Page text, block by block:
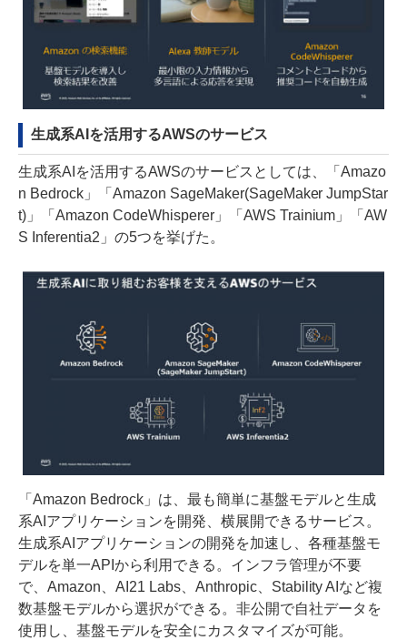
生成系AIを活用するAWSのサービス
生成系AIを活用するAWSのサービスとしては、「Amazo
n Bedrock」「Amazon SageMaker(SageMaker JumpStar
t)」「Amazon CodeWhisperer」「AWS Trainium」「AW
S Inferentia2」の5つを挙げた。
「Amazon Bedrock」は、最も簡単に基盤モデルと生成
系AIアプリケーションを開発、横展開できるサービス。
生成系AIアプリケーションの開発を加速し、各種基盤モ
デルを単一APIから利用できる。インフラ管理が不要
で、Amazon、AI21 Labs、Anthropic、Stability AIなど複
数基盤モデルから選択ができる。非公開で自社データを
使用し、基盤モデルを安全にカスタマイズが可能。